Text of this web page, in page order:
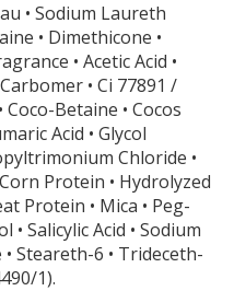
• Sodium Laureth
• Dimethicone •
• Acetic Acid •
• Ci 77891 /
Betaine • Cocos
Acid • Glycol
Chloride •
Protein • Hydrolyzed
Protein • Mica • Peg-
Salicylic Acid • Sodium
Steareth-6 • Trideceth-
1).